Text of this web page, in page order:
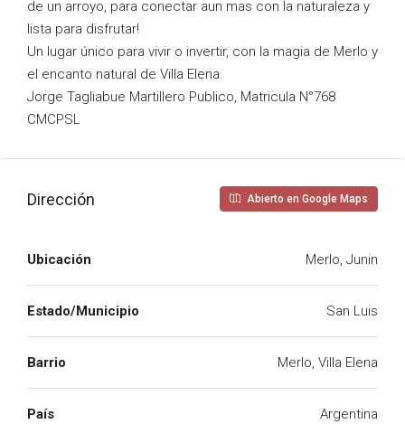
de un arroyo, para conectar aun mas con la naturaleza y
lista para disfrutar!
Un lugar único para vivir o invertir, con la magia de Merlo y
el encanto natural de Villa Elena.
Jorge Tagliabue Martillero Publico, Matricula N°768
CMCPSL
Dirección Abierto en Google Maps
Ubicación Merlo, Junin
Estado/Municipio San Luis
Barrio Merlo, Villa Elena
País Argentina